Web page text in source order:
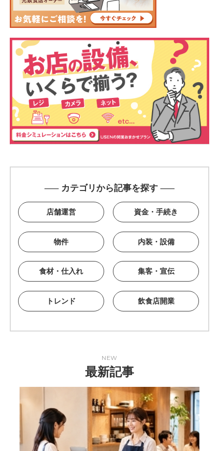
カテゴリから記事を探す
店舗運営 資金・手続き
物件 内装・設備
食材・仕入れ 集客・宣伝
トレンド 飲食店開業
NEW
最新記事